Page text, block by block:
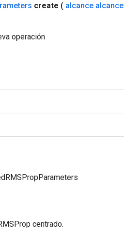
create ( alcance alcance
operación
centrado.